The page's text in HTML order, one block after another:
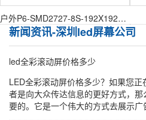
户外P6-SMD2727-8S-192X192mm户外表贴模组
新闻资讯-深圳led屏幕公司
led全彩滚动屏价格多少
LED全彩滚动屏价格多少？如果您
者是向大众传达信息的更好方式，
要的。它是一个伟大的方式去展示广